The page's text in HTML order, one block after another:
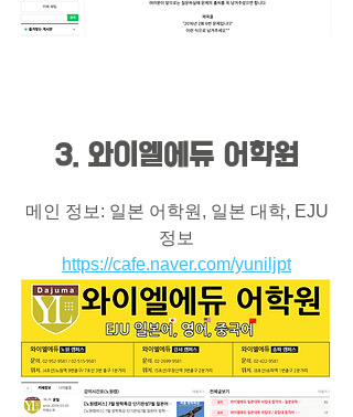
3. 와이엘에듀 어학원
메인 정보: 일본 어학원, 일본 대학, EJU
정보
https://cafe.naver.com/yuniljpt